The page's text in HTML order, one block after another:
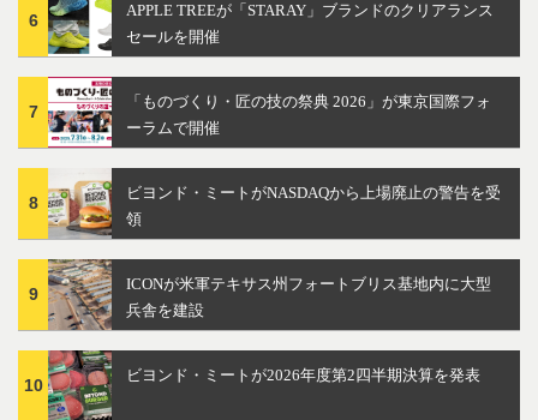
6
APPLE TREEが「STARAY」ブランドのクリアランス
セールを開催
7
「ものづくり・匠の技の祭典 2026」が東京国際フォ
ーラムで開催
8
ビヨンド・ミートがNASDAQから上場廃止の警告を受
領
9
ICONが米軍テキサス州フォートブリス基地内に大型
兵舎を建設
10
ビヨンド・ミートが2026年度第2四半期決算を発表